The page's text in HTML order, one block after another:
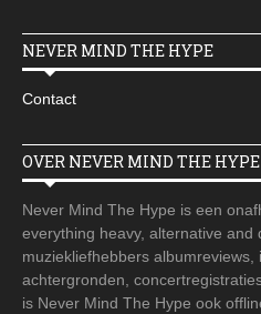
NEVER MIND THE HYPE
Contact
OVER NEVER MIND THE HYPE
Never Mind The Hype is een
everything heavy, alternative and
muziekliefhebbers
achtergronden,
is Never Mind The Hype ook